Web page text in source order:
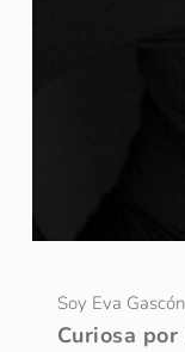
Soy Eva
Curiosa